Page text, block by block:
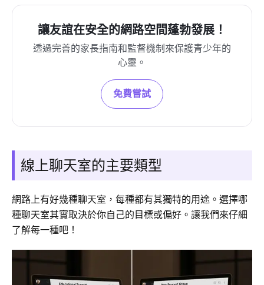
讓友誼在安全的網路空間蓬勃發展！
透過完善的家長指南和監督機制來保護青少年的
心靈。
免費嘗試
線上聊天室的主要類型
網路上有好幾種聊天室，每種都有其獨特的用途。選擇哪
種聊天室其實取決於你自己的目標或偏好。讓我們來仔細
了解每一種吧！